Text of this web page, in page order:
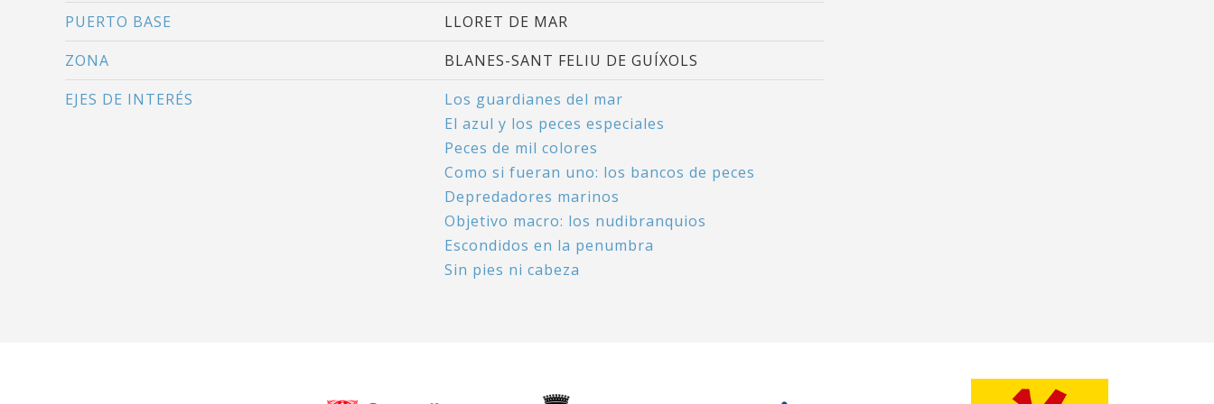
PUERTO BASE
LLORET DE MAR
ZONA
BLANES-SANT FELIU DE GUÍXOLS
EJES DE INTERÉS
Los guardianes del mar
El azul y los peces especiales
Peces de mil colores
Como si fueran uno: los bancos de peces
Depredadores marinos
Objetivo macro: los nudibranquios
Escondidos en la penumbra
Sin pies ni cabeza